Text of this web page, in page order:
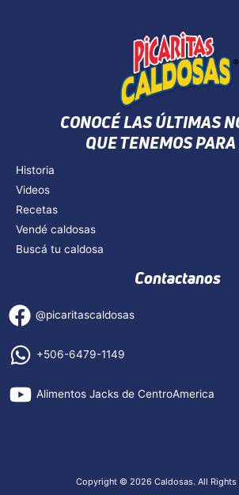
CONOCÉ LAS ÚLTIMAS
QUE TENEMOS
Historia
Videos
Recetas
Vendé caldosas
Buscá tu caldosa
Contactanos
@picaritascaldosas
+506-6479-1149
Alimentos Jacks de CentroAmerica
Copyright © 2026 Caldosas. All Rights